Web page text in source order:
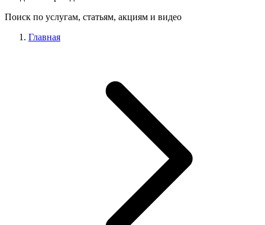
Поиск по услугам, статьям, акциям и видео
Главная